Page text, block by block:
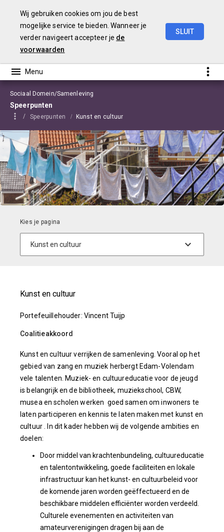
Sociaal Domein/Samenleving
Speerpunten
Speerpunten Kunst en cultuur
Kunst en cultuur
Portefeuillehouder: Vincent Tuijp
Coalitieakkoord
Kunst en cultuur verrijken de samenleving. Vooral op het
gebied van zang en muziek herbergt Edam-Volendam
vele talenten. Muziek- en cultuureducatie voor de jeugd
is belangrijk en de bibliotheek, muziekschool, CBW,
musea en scholen werken goed samen om inwoners te
laten participeren en kennis te laten maken met kunst en
cultuur . In dit kader hebben wij de volgende ambities en
doelen:
Door middel van krachtenbundeling, cultuureducatie
en talentontwikkeling, goede faciliteiten en lokale
infrastructuur kan het kunst- en cultuurbeleid voor
de komende jaren worden geëffectueerd en de
beschikbare middelen efficiënter worden verdeeld.
Culturele evenementen en activiteiten van
amateurverenigingen dragen bij aan de
Wij gebruiken cookies om jou de best
mogelijke service te bieden. Wanneer je
verder navigeert accepteer je de
voorwaarden
SLUIT